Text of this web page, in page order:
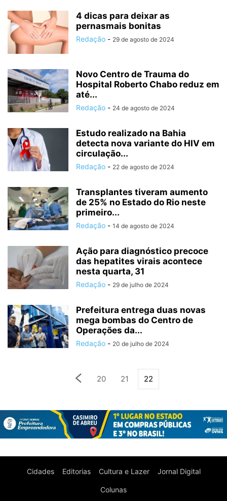
4 dicas para deixar as
pernasmais bonitas
Redação - 29 de agosto de 2024
Novo Centro de Trauma do
Hospital Roberto Chabo reduz em
até...
Redação - 24 de agosto de 2024
Estudo realizado na Bahia
detecta nova variante do HIV em
circulação...
Redação - 22 de agosto de 2024
Transplantes tiveram aumento
de 25% no Estado do Rio neste
primeiro...
Redação - 14 de agosto de 2024
Ação para diagnóstico precoce
das hepatites virais acontece
nesta quarta, 31
Redação - 29 de julho de 2024
Prefeitura entrega duas novas
mega bombas do Centro de
Operações da...
Redação - 20 de julho de 2024
20 21 22
Cidades Editorias Cultura e Lazer Jornal Digital
Colunas